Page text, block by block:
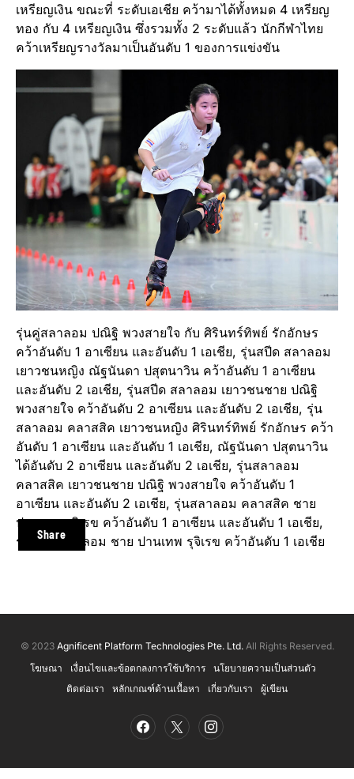
Share
เหรียญเงิน ขณะที่ ระดับเอเชีย คว้ามาได้ทั้งหมด 4 เหรียญ
ทอง กับ 4 เหรียญเงิน ซึ่งรวมทั้ง 2 ระดับแล้ว นักกีฬาไทย
คว้าเหรียญรางวัลมาเป็นอันดับ 1 ของการแข่งขัน
รุ่นคู่สลาลอม ปณิฐิ พวงสายใจ กับ ศิรินทร์ทิพย์ รักอักษร
คว้าอันดับ 1 อาเซียน และอันดับ 1 เอเชีย, รุ่นสปีด สลาลอม
เยาวชนหญิง ณัฐนันดา ปสุตนาวิน คว้าอันดับ 1 อาเซียน
และอันดับ 2 เอเชีย, รุ่นสปีด สลาลอม เยาวชนชาย ปณิฐิ
พวงสายใจ คว้าอันดับ 2 อาเซียน และอันดับ 2 เอเชีย, รุ่น
สลาลอม คลาสสิค เยาวชนหญิง ศิรินทร์ทิพย์ รักอักษร คว้า
อันดับ 1 อาเซียน และอันดับ 1 เอเชีย, ณัฐนันดา ปสุตนาวิน
ได้อันดับ 2 อาเซียน และอันดับ 2 เอเชีย, รุ่นสลาลอม
คลาสสิค เยาวชนชาย ปณิฐิ พวงสายใจ คว้าอันดับ 1
อาเซียน และอันดับ 2 เอเชีย, รุ่นสลาลอม คลาสสิค ชาย
ปานเทพ รุจิเรข คว้าอันดับ 1 อาเซียน และอันดับ 1 เอเชีย,
รุ่นสปีด สลาลอม ชาย ปานเทพ รุจิเรข คว้าอันดับ 1 เอเชีย
© 2023 Agnificent Platform Technologies Pte. Ltd.All Rights Reserved.
โฆษณา เงื่อนไขและข้อตกลงการใช้บริการ
นโยบายความเป็นส่วนตัว
ติดต่อเรา
หลักเกณฑ์ด้านเนื้อหา เกี่ยวกับเรา ผู้เขียน